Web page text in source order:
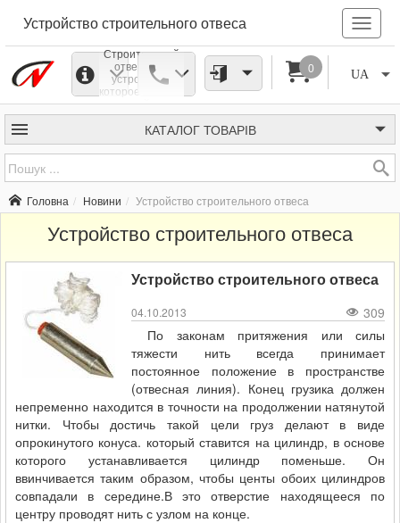
Устройство строительного отвеса
Строительный
отвес - это
устройство,
которое состоит
из тонкой нитки
и грузика,
расположенного
на конце ее.
Такое
позволяет
определить
правильное
вертикальное
положение
(комплекс
мероприятий по
выравниванию
их элементов
вдоль
определенного
направления)
поверхностей.
UA
0
КАТАЛОГ ТОВАРІВ
Головна Новини Устройство строительного отвеса
Устройство строительного отвеса
Устройство строительного отвеса
04.10.2013
309
По законам притяжения или силы
тяжести нить всегда принимает
постоянное положение в пространстве
(отвесная линия). Конец грузика должен
непременно находится в точности на продолжении натянутой
нитки. Чтобы достичь такой цели груз делают в виде
опрокинутого конуса. который ставится на цилиндр, в основе
которого устанавливается цилиндр поменьше. Он
ввинчивается таким образом, чтобы центы обоих цилиндров
совпадали в середине.В это отверстие находящееся по
центру проводят нить с узлом на конце.